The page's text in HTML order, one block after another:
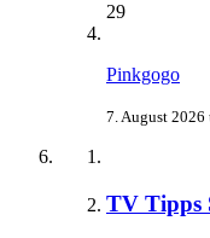
29
Pinkgogo
7. August 2026
TV Tipps